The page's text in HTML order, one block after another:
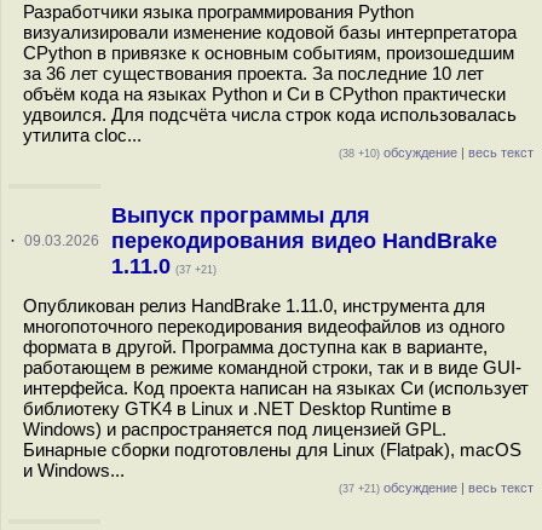
Разработчики языка программирования Python
визуализировали изменение кодовой базы интерпретатора
CPython в привязке к основным событиям, произошедшим
за 36 лет существования проекта. За последние 10 лет
объём кода на языках Python и Си в CPython практически
удвоился. Для подсчёта числа строк кода использовалась
утилита cloc...
(38 +10) обсуждение | весь текст
· 09.03.2026
Выпуск программы для
перекодирования видео HandBrake
1.11.0 (37 +21)
Опубликован релиз HandBrake 1.11.0, инструмента для
многопоточного перекодирования видеофайлов из одного
формата в другой. Программа доступна как в варианте,
работающем в режиме командной строки, так и в виде GUI-
интерфейса. Код проекта написан на языках Си (использует
библиотеку GTK4 в Linux и .NET Desktop Runtime в
Windows) и распространяется под лицензией GPL.
Бинарные сборки подготовлены для Linux (Flatpak), macOS
и Windows...
(37 +21) обсуждение | весь текст